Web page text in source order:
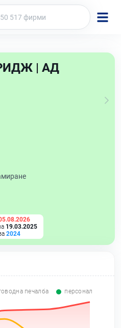
| АД
19.03.2025
2024
печалба персонал